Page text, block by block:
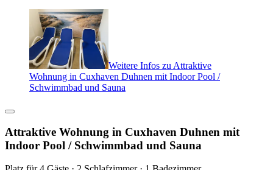
Weitere Infos zu Attraktive
Wohnung in Cuxhaven Duhnen mit Indoor Pool /
Schwimmbad und Sauna
Attraktive Wohnung in Cuxhaven Duhnen mit
Indoor Pool / Schwimmbad und Sauna